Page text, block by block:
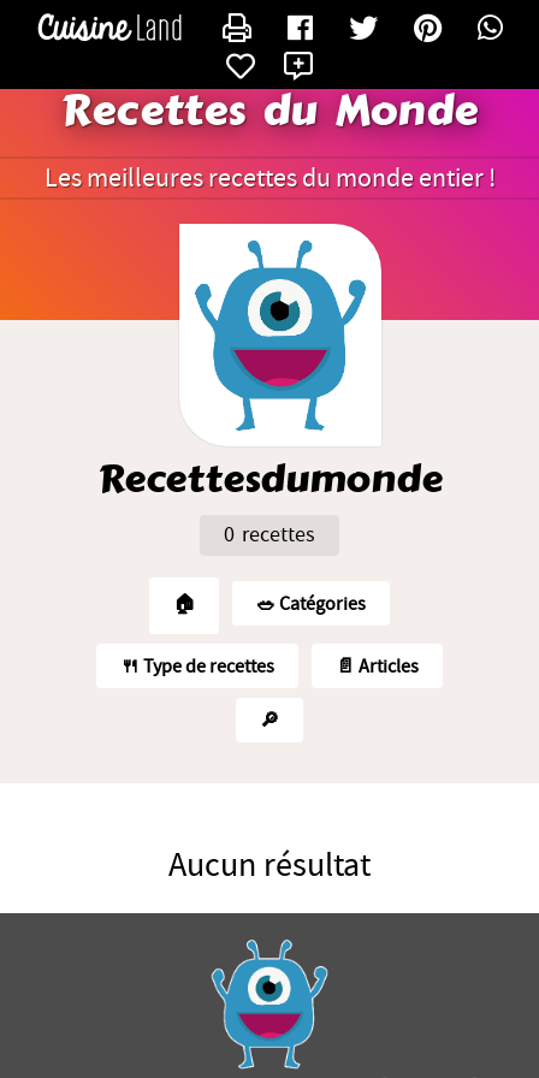
Recettes du Monde
Les meilleures recettes du monde entier !
Recettesdumonde
0 recettes
🏠 🥗️ Catégories
🍴 Type de recettes 📄 Articles
🔎
Aucun résultat
CONTACTER RECETTESDUMONDE